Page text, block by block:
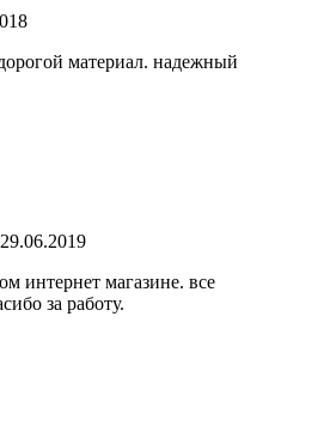
материал. надежный
29.06.2019
интернет магазине. все
за работу.